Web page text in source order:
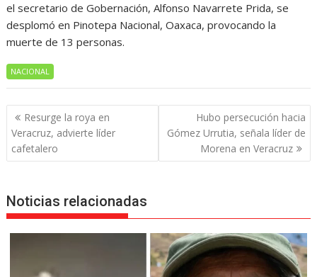
el secretario de Gobernación, Alfonso Navarrete Prida, se
desplomó en Pinotepa Nacional, Oaxaca, provocando la
muerte de 13 personas.
NACIONAL
Navegación
de
entradas
Resurge la roya en
Veracruz, advierte líder
cafetalero
Hubo persecución hacia
Gómez Urrutia, señala líder de
Morena en Veracruz
Noticias relacionadas